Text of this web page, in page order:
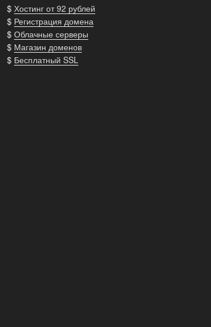
$ Хостинг от 92 рублей
$ Регистрация домена
$ Облачные серверы
$ Магазин доменов
$ Бесплатный SSL